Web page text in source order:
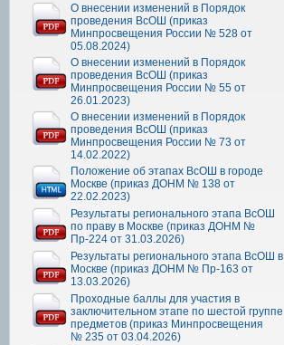
О внесении изменений в Порядок
проведения ВсОШ (приказ
Минпросвещения России № 528 от
05.08.2024)
О внесении изменений в Порядок
проведения ВсОШ (приказ
Минпросвещения России № 55 от
26.01.2023)
О внесении изменений в Порядок
проведения ВсОШ (приказ
Минпросвещения России № 73 от
14.02.2022)
Положение об этапах ВсОШ в городе
Москве (приказ ДОНМ № 138 от
22.02.2023)
Результаты регионального этапа ВсОШ
по праву в Москве (приказ ДОНМ №
Пр-224 от 31.03.2026)
Результаты регионального этапа ВсОШ в
Москве (приказ ДОНМ № Пр-163 от
13.03.2026)
Проходные баллы для участия в
заключительном этапе по шестой группе
предметов (приказ Минпросвещения
№ 235 от 03.04.2026)